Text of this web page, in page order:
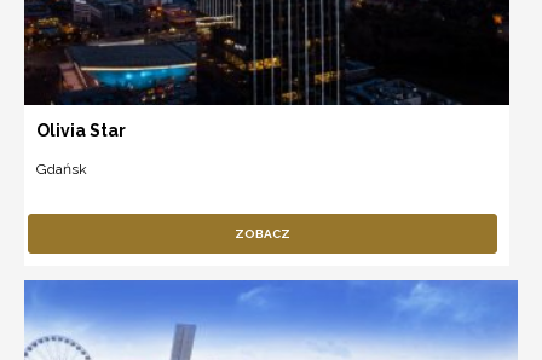
Olivia Star
Gdańsk
ZOBACZ